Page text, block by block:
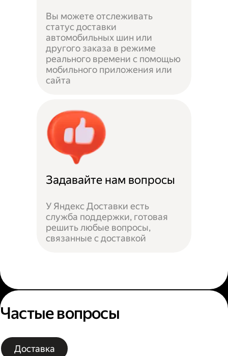
Вы можете отслеживать
статус доставки
автомобильных шин или
другого заказа в режиме
реального времени с помощью
мобильного приложения или
сайта
Задавайте нам вопросы
У Яндекс Доставки есть
служба поддержки, готовая
решить любые вопросы,
связанные с доставкой
Частые вопросы
Доставка